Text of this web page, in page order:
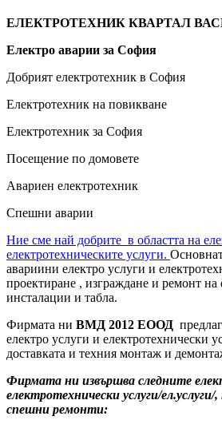
ЕЛЕКТРОТЕХНИК КВАРТАЛ
Електро аварии за София
Добрият електротехник в София
Електротехник на повикване
Електротехник за София
Посещение по домовете
Авариен електротехник
Спешни аварии
Ние сме най добрите в областта на
електротехническите услуги.
авариини електро услуги и
проектиране , изграждане и ремонт на
инсталации и табла.
Фирмата ни ВМД 2012 ЕООД
електро услуги и електротехнически
доставката и техния монтаж и
Фирмата ни извършва следните
електротехнически услуги/
спешни ремонти: